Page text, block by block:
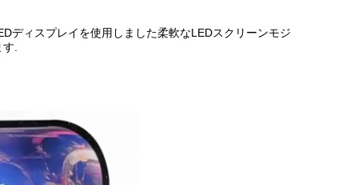
ディスプレイを使用しました柔軟なLEDスクリーンモジ
.